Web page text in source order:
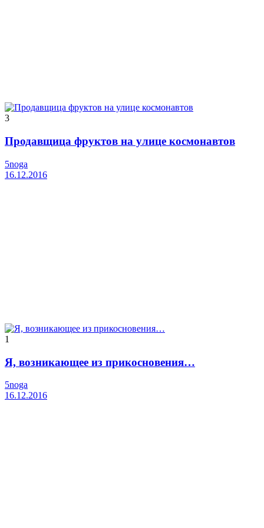
3
Продавщица фруктов на улице космонавтов
5noga
16.12.2016
1
Я, возникающее из прикосновения…
5noga
16.12.2016